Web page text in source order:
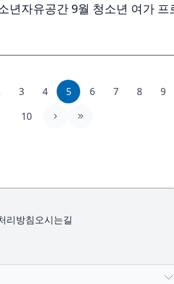
년자유공간 9월 청소년 여가 프
3 4 5 6 7 8
9
10
리방침오시는길